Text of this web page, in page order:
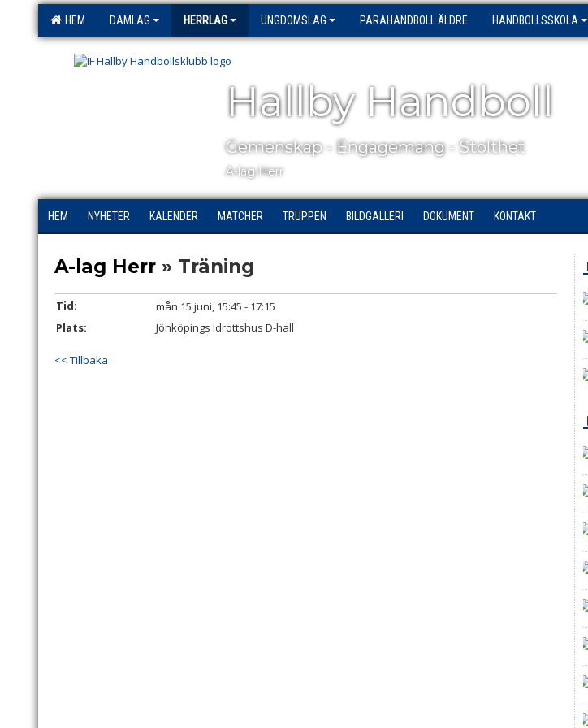
HEM DAMLAG HERRLAG UNGDOMSLAG PARAHANDBOLL ÄLDRE HANDBOLLSSKOLA
Hallby Handboll
Gemenskap - Engagemang - Stolthet
A-lag Herr
HEM NYHETER KALENDER MATCHER TRUPPEN BILDGALLERI DOKUMENT KONTAKT
A-lag Herr » Träning
Tid:
mån 15 juni, 15:45 - 17:15
Plats:
Jönköpings Idrottshus D-hall
<< Tillbaka